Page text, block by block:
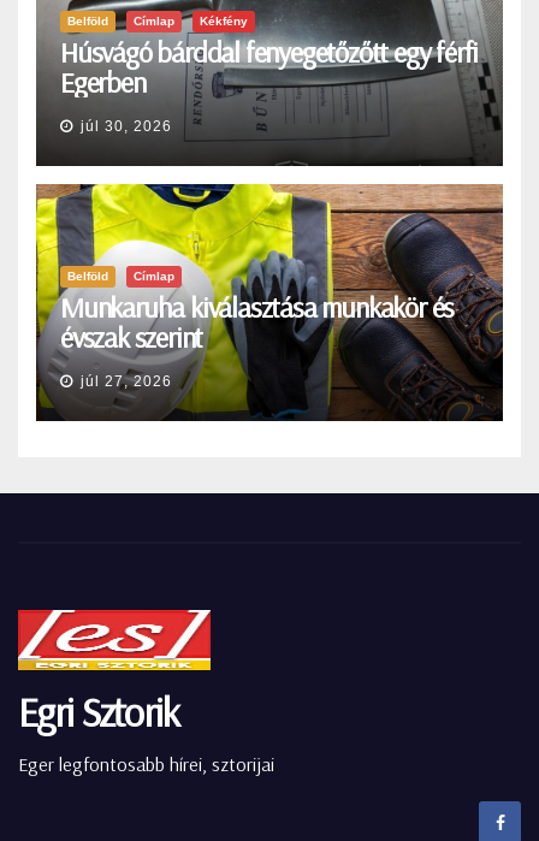
Belföld Címlap Kékfény
Húsvágó bárddal fenyegetőzőtt egy férfi
Egerben
júl 30, 2026
Belföld Címlap
Munkaruha kiválasztása munkakör és
évszak szerint
júl 27, 2026
Egri Sztorik
Eger legfontosabb hírei, sztorijai